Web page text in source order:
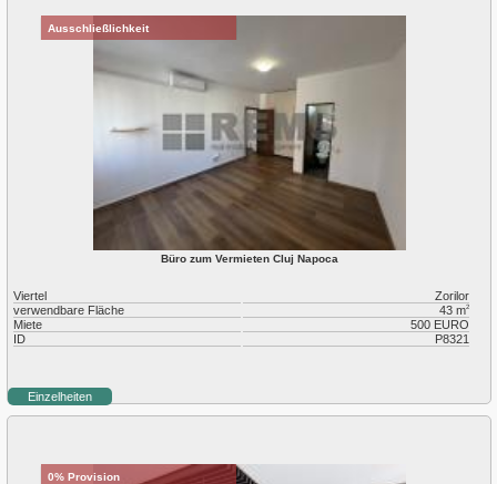
Exterior Vest
Faget
Marasti
Plopilor
Someseni
Ausschließlichkeit
Büro zum Vermieten Cluj Napoca
Viertel
Zorilor
verwendbare Fläche
43 m2
Miete
500 EURO
ID
P8321
Einzelheiten
0% Provision